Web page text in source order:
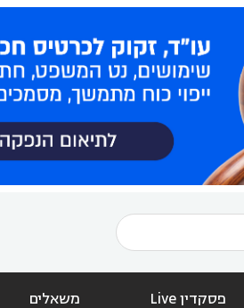
פסקדין Live משאלים